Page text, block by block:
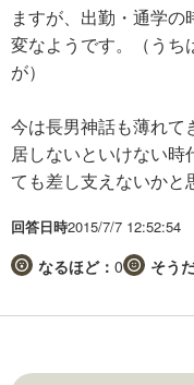
ますが、出勤・通学
変なようです。（うち
が）
今は長男神話も薄れて
居しないといけない
ても差し支えないかと
回答日時2015/7/7 12:52:54
なるほど： 0 そう